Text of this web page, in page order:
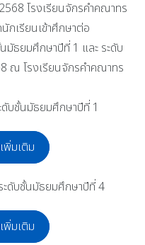
โรงเรียนจักรคำคณาทร
กเรียนเข้าศึกษาต่อ
มัธยมศึกษาปีที่ 1 และ ระดับ
ณ โรงเรียนจักรคำคณาทร
บชั้นมัธยมศึกษาปีที่ 1
พิ่มเติม
ดับชั้นมัธยมศึกษาปีที่ 4
พิ่มเติม